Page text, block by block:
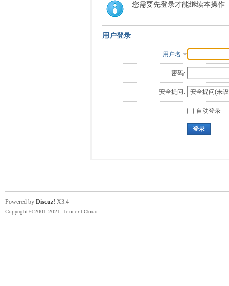
您需要先登录才能继续本操作
用户登录
用户名
密码:
安全提问:
自动登录
登录
Powered by Discuz! X3.4
Copyright © 2001-2021, Tencent Cloud.